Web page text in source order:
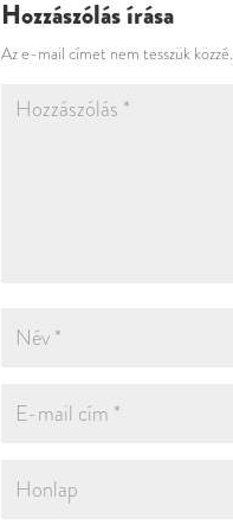
Hozzászólás írása
Az e-mail címet nem tesszük közzé.